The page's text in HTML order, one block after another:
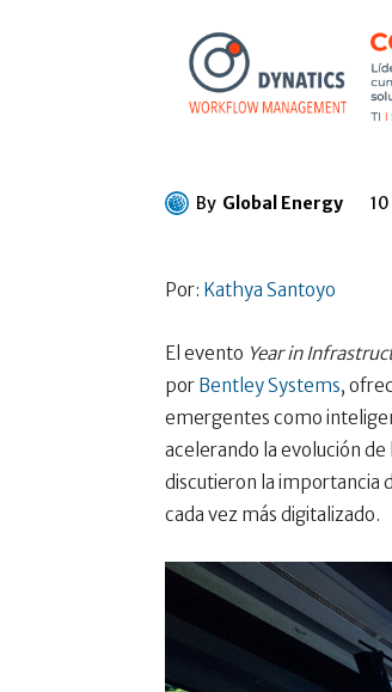
By Global Energy
Por: Kathya Santoyo
El evento Year in
por Bentley Systems,
emergentes como
acelerando la evolución
discutieron la importancia
cada vez más digitalizado.